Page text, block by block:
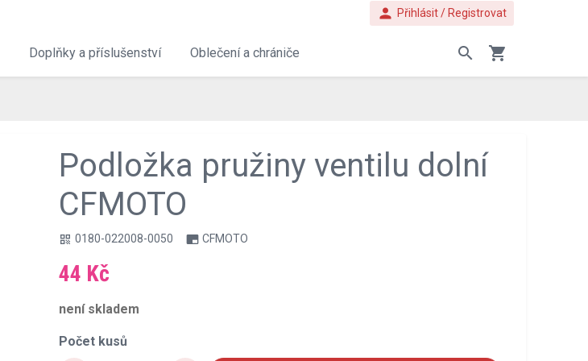
person Přihlásit / Registrovat
Doplňky a příslušenství Oblečení a chrániče search shopping_cart
Podložka pružiny ventilu dolní
CFMOTO
qr_code 0180-022008-0050 branding_watermark CFMOTO
44 Kč
není skladem
Počet kusů